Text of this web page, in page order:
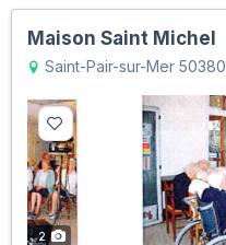
Maison Saint Michel
Saint-Pair-sur-Mer 50380
2